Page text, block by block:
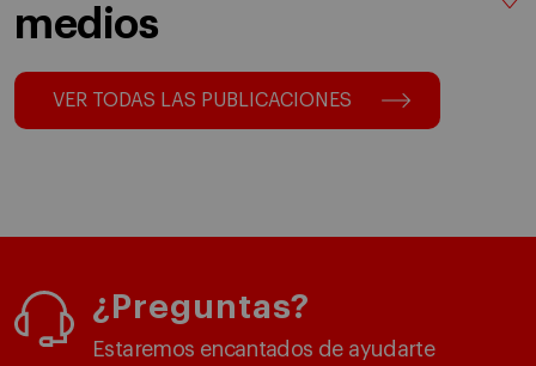
medios
VER TODAS LAS PUBLICACIONES
¿Preguntas?
Estaremos encantados de ayudarte